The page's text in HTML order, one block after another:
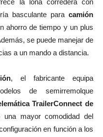
la lona corredera con
basculante para camión
ahorro de tiempo y un plus
se puede manejar de
a un mando a distancia.
, el fabricante equipa
de semirremolque
TrailerConnect de
una mayor comodidad del
en función a los